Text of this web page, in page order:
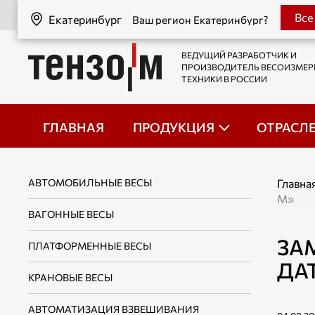
Екатеринбург Ваш регион Екатеринбург?
Екатеринбург
ВЕДУЩИЙ РАЗРАБОТЧИК И
ПРОИЗВОДИТЕЛЬ
ТЕХНИКИ В РОССИИ
ГЛАВНАЯ ПРОДУКЦИЯ
АВТОМОБИЛЬНЫЕ ВЕСЫ
ВАГОННЫЕ ВЕСЫ
ПЛАТФОРМЕННЫЕ ВЕСЫ
КРАНОВЫЕ ВЕСЫ
АВТОМАТИЗАЦИЯ ВЗВЕШИВАНИЯ
М»